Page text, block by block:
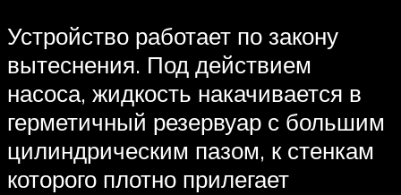
Устройство работает по закону
вытеснения. Под действием
насоса, жидкость накачивается в
герметичный резервуар с большим
цилиндрическим пазом, к стенкам
которого плотно прилегает